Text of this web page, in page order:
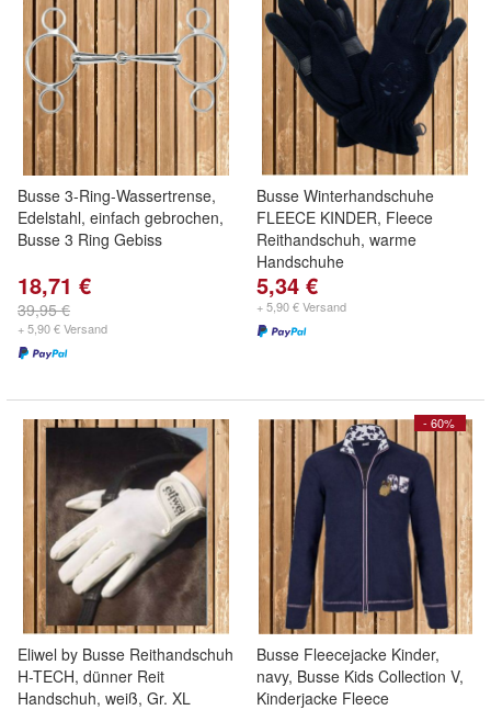
Busse 3-Ring-Wassertrense,
Edelstahl, einfach gebrochen,
Busse 3 Ring Gebiss
18,71 €
39,95 €
+ 5,90 € Versand
Busse Winterhandschuhe
FLEECE KINDER, Fleece
Reithandschuh, warme
Handschuhe
5,34 €
+ 5,90 € Versand
Eliwel by Busse Reithandschuh
H-TECH, dünner Reit
Handschuh, weiß, Gr. XL
- 60%
Busse Fleecejacke Kinder,
navy, Busse Kids Collection V,
Kinderjacke Fleece